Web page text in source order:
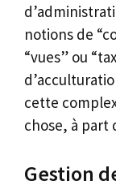
notions de
“vues” ou
cette
chose, à part
Gestion